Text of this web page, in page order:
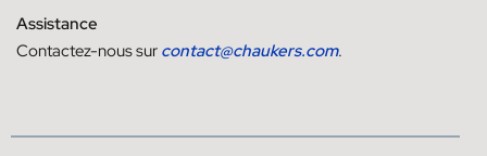
Assistance
Contactez-nous sur contact@chaukers.com.